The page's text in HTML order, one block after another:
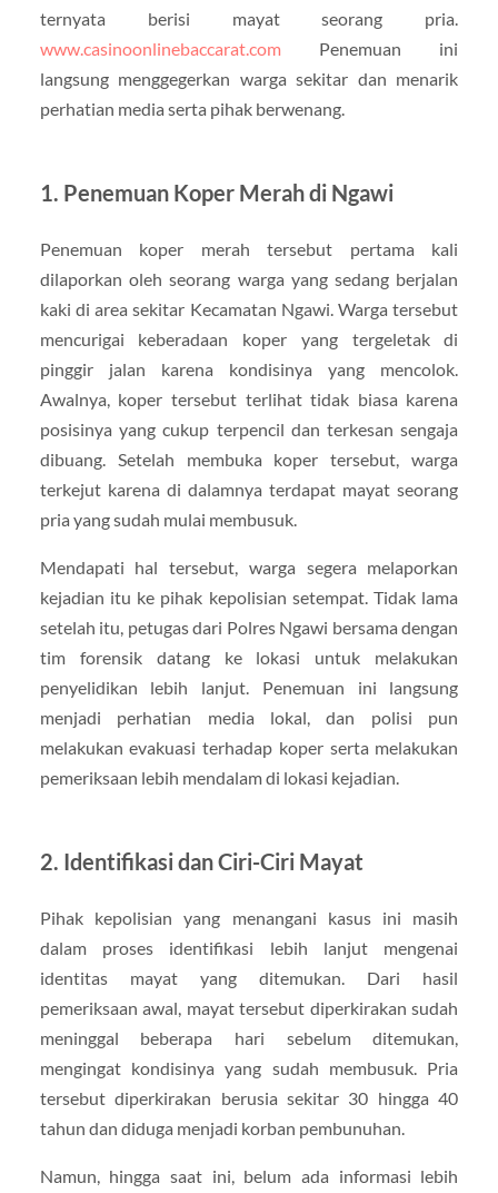
ternyata berisi mayat seorang pria.
www.casinoonlinebaccarat.com Penemuan ini
langsung menggegerkan warga sekitar dan menarik
perhatian media serta pihak berwenang.
1. Penemuan Koper Merah di Ngawi
Penemuan koper merah tersebut pertama kali
dilaporkan oleh seorang warga yang sedang berjalan
kaki di area sekitar Kecamatan Ngawi. Warga tersebut
mencurigai keberadaan koper yang tergeletak di
pinggir jalan karena kondisinya yang mencolok.
Awalnya, koper tersebut terlihat tidak biasa karena
posisinya yang cukup terpencil dan terkesan sengaja
dibuang. Setelah membuka koper tersebut, warga
terkejut karena di dalamnya terdapat mayat seorang
pria yang sudah mulai membusuk.
Mendapati hal tersebut, warga segera melaporkan
kejadian itu ke pihak kepolisian setempat. Tidak lama
setelah itu, petugas dari Polres Ngawi bersama dengan
tim forensik datang ke lokasi untuk melakukan
penyelidikan lebih lanjut. Penemuan ini langsung
menjadi perhatian media lokal, dan polisi pun
melakukan evakuasi terhadap koper serta melakukan
pemeriksaan lebih mendalam di lokasi kejadian.
2. Identifikasi dan Ciri-Ciri Mayat
Pihak kepolisian yang menangani kasus ini masih
dalam proses identifikasi lebih lanjut mengenai
identitas mayat yang ditemukan. Dari hasil
pemeriksaan awal, mayat tersebut diperkirakan sudah
meninggal beberapa hari sebelum ditemukan,
mengingat kondisinya yang sudah membusuk. Pria
tersebut diperkirakan berusia sekitar 30 hingga 40
tahun dan diduga menjadi korban pembunuhan.
Namun, hingga saat ini, belum ada informasi lebih